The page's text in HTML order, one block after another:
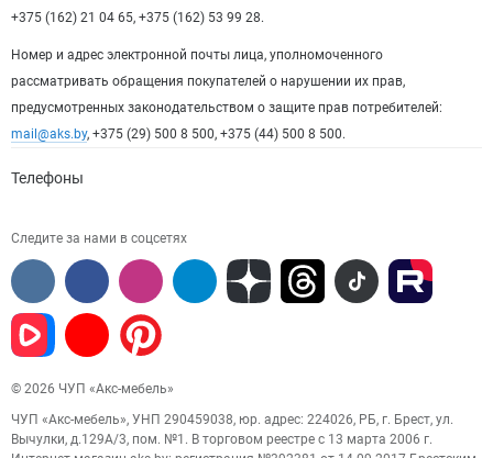
+375 (162) 21 04 65, +375 (162) 53 99 28.
Номер и адрес электронной почты лица, уполномоченного
рассматривать обращения покупателей о нарушении их прав,
предусмотренных законодательством о защите прав потребителей:
mail@aks.by, +375 (29) 500 8 500, +375 (44) 500 8 500.
Телефоны
Следите за нами в соцсетях
© 2026 ЧУП «Акс-мебель»
ЧУП «Акс-мебель», УНП 290459038, юр. адрес: 224026, РБ, г. Брест, ул.
Вычулки, д.129А/3, пом. №1. В торговом реестре с 13 марта 2006 г.